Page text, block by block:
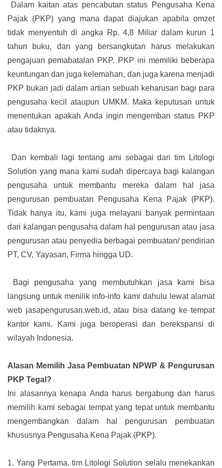
Dalam kaitan atas pencabutan status Pengusaha Kena
Pajak (PKP) yang mana dapat diajukan apabila omzet
tidak menyentuh di angka Rp. 4,8 Miliar dalam kurun 1
tahun buku, dan yang bersangkutan harus melakukan
pengajuan pemabatalan PKP. PKP ini memiliki beberapa
keuntungan dan juga kelemahan, dan juga karena menjadi
PKP bukan jadi dalam artian sebuah keharusan bagi para
pengusaha kecil ataupun UMKM. Maka keputusan untuk
menentukan apakah Anda ingin mengemban status PKP
atau tidaknya.
Dan kembali lagi tentang ami sebagai dari tim Litologi
Solution yang mana kami sudah dipercaya bagi kalangan
pengusaha untuk membantu mereka dalam hal jasa
pengurusan pembuatan Pengusaha Kena Pajak (PKP).
Tidak hanya itu, kami juga melayani banyak permintaan
dari kalangan pengusaha dalam hal pengurusan atau jasa
pengurusan atau penyedia berbagai pembuatan/ pendirian
PT, CV, Yayasan, Firma hingga UD.
Bagi pengusaha yang membutuhkan jasa kami bisa
langsung untuk menilik info-info kami dahulu lewat alamat
web jasapengurusan.web.id, atau bisa datang ke tempat
kantor kami. Kami juga beroperasi dan berekspansi di
wilayah Indonesia.
Alasan Memilih Jasa Pembuatan NPWP & Pengurusan
PKP Tegal?
Ini alasannya kenapa Anda harus bergabung dan harus
memilih kami sebagai tempat yang tepat untuk membantu
mengembangkan dalam hal pengurusan pembuatan
khususnya Pengusaha Kena Pajak (PKP).
1. Yang Pertama, tim Litologi Solution selalu menekankan